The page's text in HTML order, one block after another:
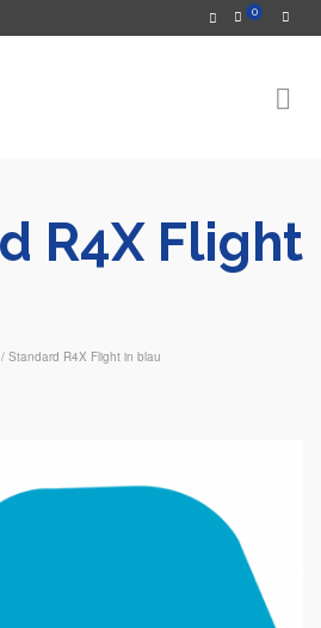
0
R4X Flight
/ Standard R4X Flight in blau